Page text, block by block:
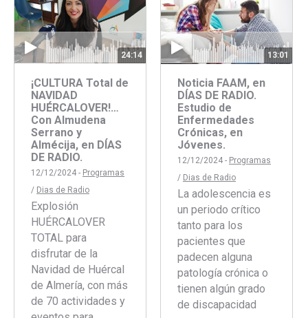
24:14
¡CULTURA Total de
NAVIDAD
HUÉRCALOVER!…
Con Almudena
Serrano y
Almécija, en DÍAS
DE RADIO.
12/12/2024 - Programas
/ Dias de Radio
Explosión
HUÉRCALOVER
TOTAL para
disfrutar de la
Navidad de Huércal
de Almería, con más
de 70 actividades y
13:01
Noticia FAAM, en
DÍAS DE RADIO.
Estudio de
Enfermedades
Crónicas, en
Jóvenes.
12/12/2024 - Programas
/ Dias de Radio
La adolescencia es
un periodo crítico
tanto para los
pacientes que
padecen alguna
patología crónica o
tienen algún grado
de discapacidad